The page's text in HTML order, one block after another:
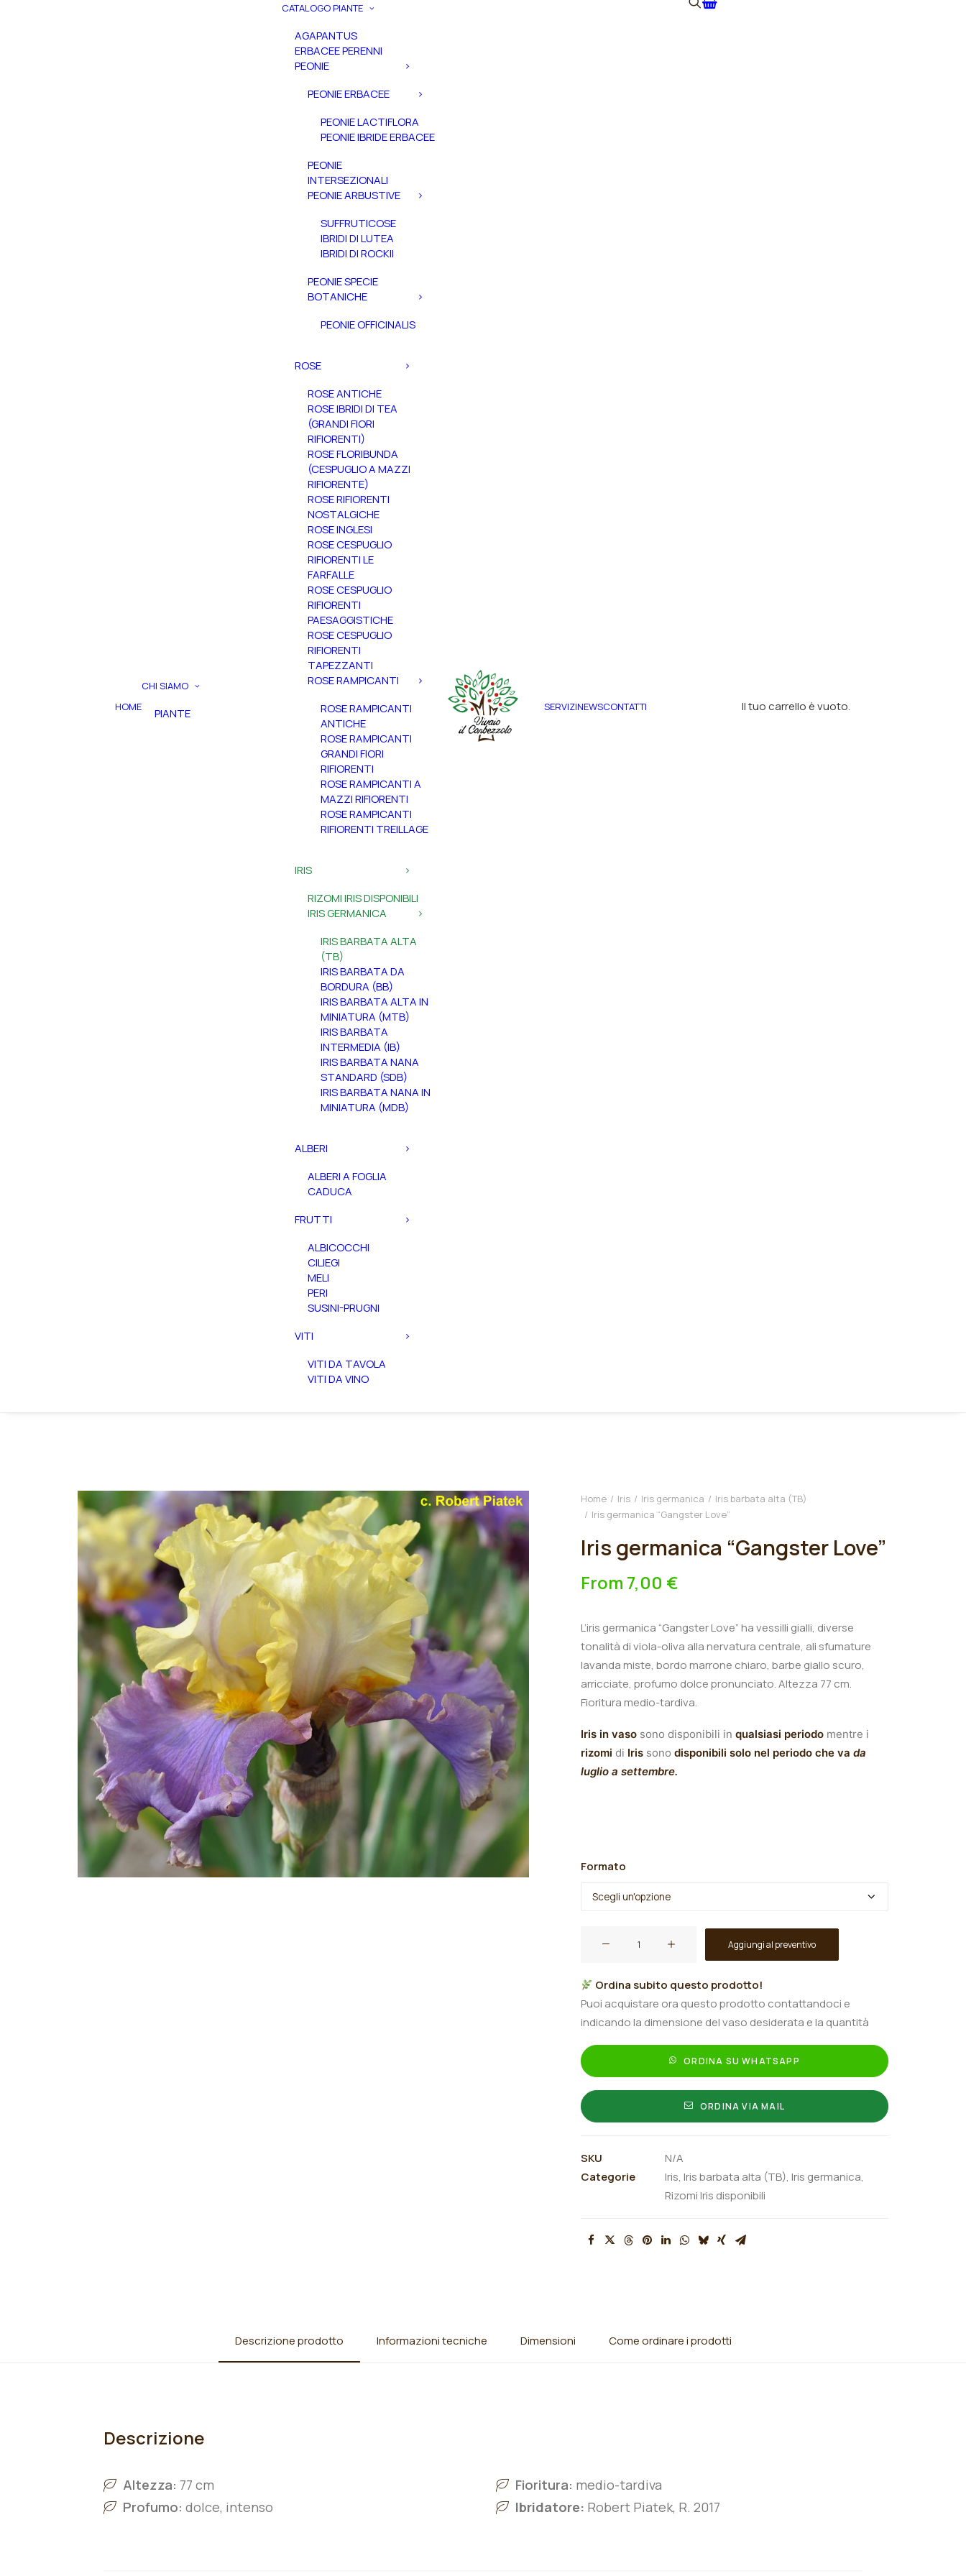
HOME
CHI SIAMO
PIANTE
CATALOGO PIANTE
AGAPANTUS
ERBACEE PERENNI
PEONIE
PEONIE ERBACEE
PEONIE LACTIFLORA
PEONIE IBRIDE ERBACEE
PEONIE
INTERSEZIONALI
PEONIE ARBUSTIVE
SUFFRUTICOSE
IBRIDI DI LUTEA
IBRIDI DI ROCKII
PEONIE SPECIE
BOTANICHE
PEONIE OFFICINALIS
ROSE
ROSE ANTICHE
ROSE IBRIDI DI TEA
(GRANDI FIORI
RIFIORENTI)
ROSE FLORIBUNDA
(CESPUGLIO A MAZZI
RIFIORENTE)
ROSE RIFIORENTI
NOSTALGICHE
ROSE INGLESI
ROSE CESPUGLIO
RIFIORENTI LE
FARFALLE
ROSE CESPUGLIO
RIFIORENTI
PAESAGGISTICHE
ROSE CESPUGLIO
RIFIORENTI
TAPEZZANTI
ROSE RAMPICANTI
ROSE RAMPICANTI
ANTICHE
ROSE RAMPICANTI
GRANDI FIORI
RIFIORENTI
ROSE RAMPICANTI A
MAZZI RIFIORENTI
ROSE RAMPICANTI
RIFIORENTI TREILLAGE
IRIS
RIZOMI IRIS DISPONIBILI
IRIS GERMANICA
IRIS BARBATA ALTA
(TB)
IRIS BARBATA DA
BORDURA (BB)
IRIS BARBATA ALTA IN
MINIATURA (MTB)
IRIS BARBATA
INTERMEDIA (IB)
IRIS BARBATA NANA
STANDARD (SDB)
IRIS BARBATA NANA IN
MINIATURA (MDB)
ALBERI
ALBERI A FOGLIA
CADUCA
FRUTTI
ALBICOCCHI
CILIEGI
MELI
PERI
SUSINI-PRUGNI
VITI
VITI DA TAVOLA
VITI DA VINO
SERVIZINEWSCONTATTI Il tuo carrello è vuoto.
Home Iris Iris germanica
Iris barbata alta (TB)
Iris germanica “Gangster Love”
Iris germanica “Gangster Love”
From 7,00 €
L’iris germanica “Gangster Love”havessilli gialli, diverse
tonalità di viola-oliva alla nervatura centrale, ali sfumature
lavanda miste, bordo marrone chiaro, barbe giallo scuro,
arricciate, profumo dolce pronunciato. Altezza 77 cm.
Fioritura medio-tardiva.
Iris in vaso sono disponibili in qualsiasi periodo mentre i
rizomi di Iris sono disponibili solo nel periodo che va da
luglio a settembre.
Formato
Love"
quantità
Aggiungi al preventivo
Ordina subito questo prodotto!
Puoi acquistare ora questo prodotto contattandoci e
indicando la dimensione del vaso desiderata e la quantità
ORDINA SU WHATSAPP
ORDINA VIA MAIL
SKU
N/A
Categorie
Iris, Iris barbata alta (TB), Iris germanica,
Rizomi Iris disponibili
Descrizione prodotto Informazioni tecniche Dimensioni Come ordinare i prodotti
Descrizione
Altezza: 77 cm
Profumo: dolce, intenso
Fioritura: medio-tardiva
Ibridatore: Robert Piatek, R. 2017